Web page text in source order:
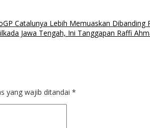
Catalunya Lebih Memuaskan Dibanding
Jawa Tengah, Ini Tanggapan Raffi
yang wajib ditandai *